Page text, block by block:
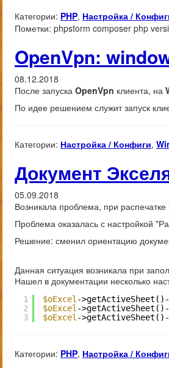
Категории: PHP, Настройка /
Пометки: phpstorm composer php
OpenVpn:
08.12.2018
После запуска OpenVpn клиента, на
По идее решением служит запуск
Категории: Настройка / Конфиги,
Документ
05.09.2018
Возникала проблема, при
Проблема оказалась с настройкой
Решение: сменил ориентацию
Данная ситуация возникала при
Нашел в документации несколько
1
2
3
$oExcel -
$oExcel -
$oExcel -
Категории: PHP, Настройка /